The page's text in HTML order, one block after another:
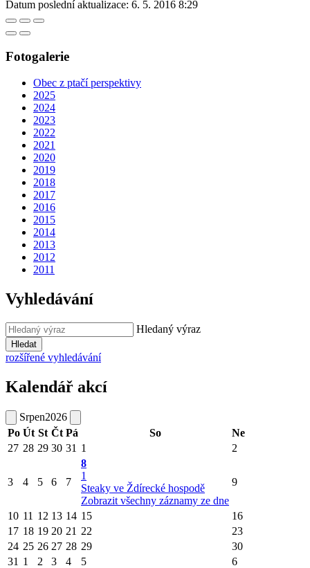
Datum poslední aktualizace: 6. 5. 2016 8:29
Fotogalerie
Obec z ptačí perspektivy
2025
2024
2023
2022
2021
2020
2019
2018
2017
2016
2015
2014
2013
2012
2011
Vyhledávání
Hledaný výraz
Hledat
rozšířené vyhledávání
Kalendář akcí
Srpen2026
Po Út St Čt Pá So
Ne
27 28 29 30 31 1 2
3 4 5 6 7
8
1
Steaky ve Ždírecké hospodě
Zobrazit všechny záznamy ze dne
9
10 11 12 13 14 15
16
17 18 19 20 21 22
23
24 25 26 27 28 29
30
31 1 2 3 4 5 6